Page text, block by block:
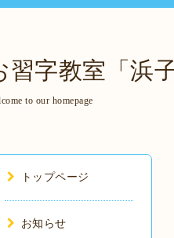
習字教室「浜
to our homepage
トップページ
お知らせ